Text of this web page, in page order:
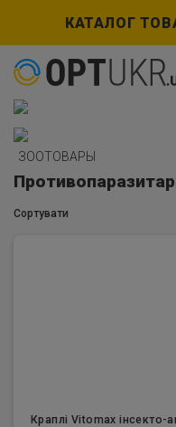
КАТАЛОГ
ЗООТОВАРЫ
Сортувати
Краплі Vitomax інсекто-